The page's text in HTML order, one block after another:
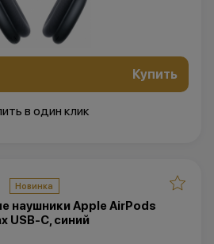
Купить
в один клик
Новинка
наушники Apple AirPods
USB-C, синий